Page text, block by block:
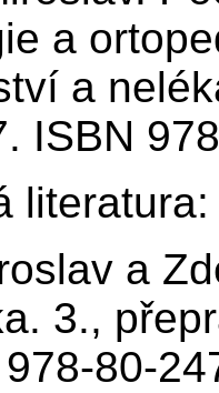
a
a
ISBN
literatura:
a
3.,
80-